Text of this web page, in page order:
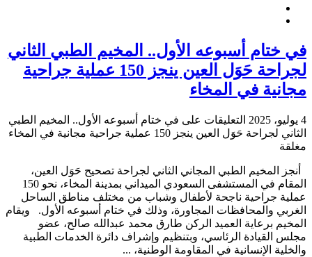
في ختام أسبوعه الأول.. المخيم الطبي الثاني
لجراحة حَوَل العين ينجز 150 عملية جراحية
مجانية في المخاء
4 يوليو، 2025 التعليقات على في ختام أسبوعه الأول.. المخيم الطبي
الثاني لجراحة حَوَل العين ينجز 150 عملية جراحية مجانية في المخاء
مغلقة
أنجز المخيم الطبي المجاني الثاني لجراحة تصحيح حَوَل العين،
المقام في المستشفى السعودي الميداني بمدينة المخاء، نحو 150
عملية جراحية ناجحة لأطفال وشباب من مختلف مناطق الساحل
الغربي والمحافظات المجاورة، وذلك في ختام أسبوعه الأول. ويقام
المخيم برعاية العميد الركن طارق محمد عبدالله صالح، عضو
مجلس القيادة الرئاسي، وبتنظيم وإشراف دائرة الخدمات الطبية
والخلية الإنسانية في المقاومة الوطنية، ...